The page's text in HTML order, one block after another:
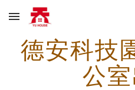
Skip to main content
德安科技
公